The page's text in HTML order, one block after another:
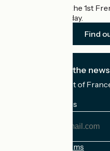
Accueil Vélo is the 1st
cyclists on holiday.
Find
I subscribe to the
Receive the best of
My email address
Registration terms